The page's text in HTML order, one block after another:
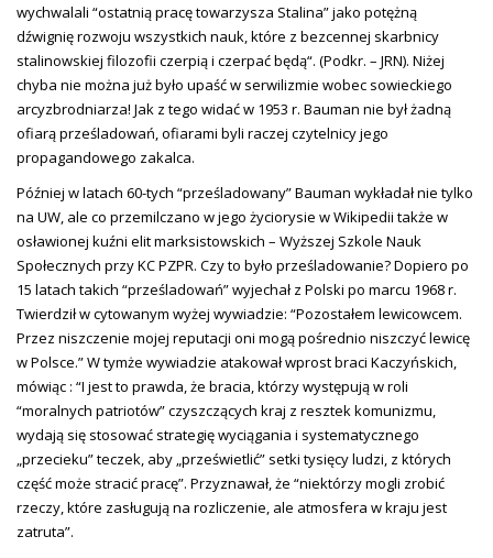
wychwalali “ostatnią pracę towarzysza Stalina” jako potężną
dźwignię rozwoju wszystkich nauk, które z bezcennej skarbnicy
stalinowskiej filozofii czerpią i czerpać będą“. (Podkr. – JRN). Niżej
chyba nie można już było upaść w serwilizmie wobec sowieckiego
arcyzbrodniarza! Jak z tego widać w 1953 r. Bauman nie był żadną
ofiarą prześladowań, ofiarami byli raczej czytelnicy jego
propagandowego zakalca.
Później w latach 60-tych “prześladowany” Bauman wykładał nie tylko
na UW, ale co przemilczano w jego życiorysie w Wikipedii także w
osławionej kuźni elit marksistowskich – Wyższej Szkole Nauk
Społecznych przy KC PZPR. Czy to było prześladowanie? Dopiero po
15 latach takich “prześladowań” wyjechał z Polski po marcu 1968 r.
Twierdził w cytowanym wyżej wywiadzie: “Pozostałem lewicowcem.
Przez niszczenie mojej reputacji oni mogą pośrednio niszczyć lewicę
w Polsce.” W tymże wywiadzie atakował wprost braci Kaczyńskich,
mówiąc : “I jest to prawda, że bracia, którzy występują w roli
“moralnych patriotów” czyszczących kraj z resztek komunizmu,
wydają się stosować strategię wyciągania i systematycznego
„przecieku” teczek, aby „prześwietlić” setki tysięcy ludzi, z których
część może stracić pracę”. Przyznawał, że “niektórzy mogli zrobić
rzeczy, które zasługują na rozliczenie, ale atmosfera w kraju jest
zatruta”.